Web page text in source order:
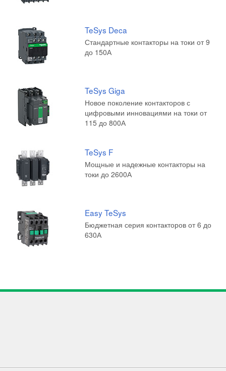
TeSys Deca
Стандартные контакторы на токи от 9
до 150А
TeSys Giga
Новое поколение контакторов с
цифровыми инновациями на токи от
115 до 800А
TeSys F
Мощные и надежные контакторы на
токи до 2600А
Easy TeSys
Бюджетная серия контакторов от 6 до
630А